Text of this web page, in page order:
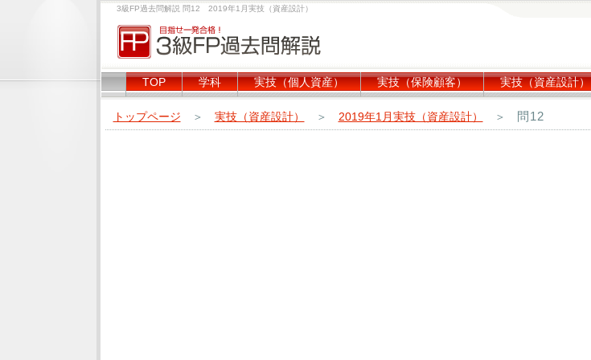
3級FP過去問解説 問12 2019年1月実技（資産設計）
TOP 学科 実技（個人資産） 実技（保険顧客） 実技（資産設計）
トップページ ＞ 実技（資産設計） ＞ 2019年1月実技（資産設計） ＞ 問12